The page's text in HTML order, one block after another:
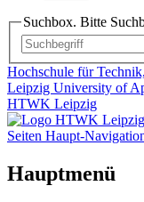
Suchbox. Bitte
Hochschule für
Leipzig University of
HTWK Leipzig
Seiten Haupt-
Hauptmenü